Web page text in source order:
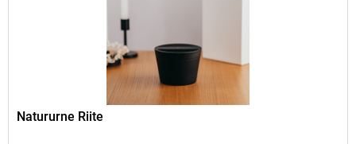
Natururne Riite